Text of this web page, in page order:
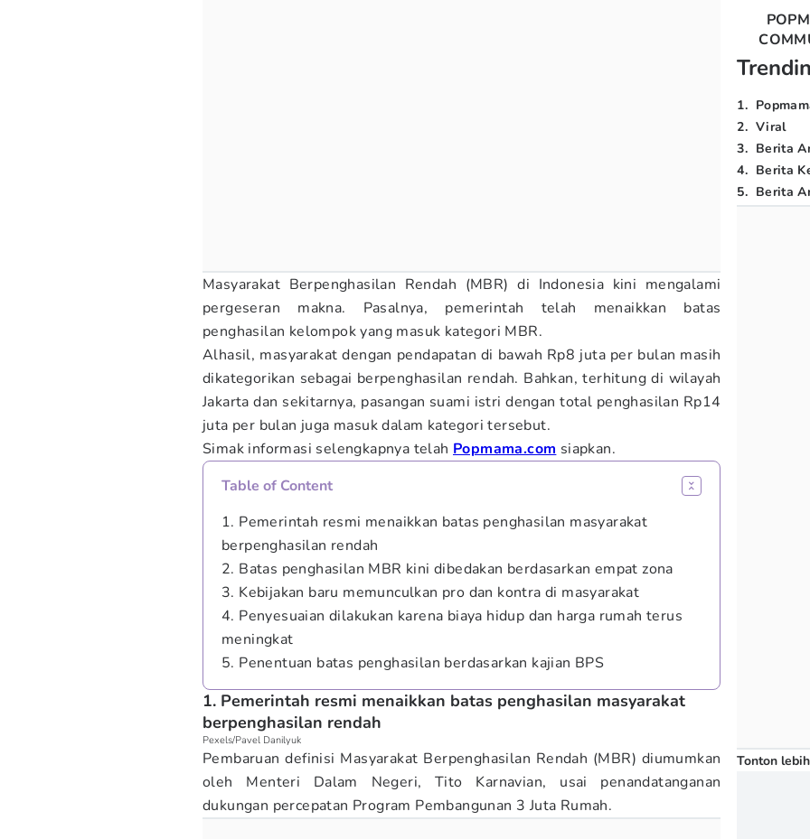
Masyarakat Berpenghasilan Rendah (MBR) di Indonesia kini mengalami
pergeseran makna. Pasalnya, pemerintah telah menaikkan batas
penghasilan kelompok yang masuk kategori MBR.
Alhasil, masyarakat dengan pendapatan di bawah Rp8 juta per bulan masih
dikategorikan sebagai berpenghasilan rendah. Bahkan, terhitung di wilayah
Jakarta dan sekitarnya, pasangan suami istri dengan total penghasilan Rp14
juta per bulan juga masuk dalam kategori tersebut.
Simak informasi selengkapnya telah Popmama.com siapkan.
Table of Content
1. Pemerintah resmi menaikkan batas penghasilan masyarakat
berpenghasilan rendah
2. Batas penghasilan MBR kini dibedakan berdasarkan empat zona
3. Kebijakan baru memunculkan pro dan kontra di masyarakat
4. Penyesuaian dilakukan karena biaya hidup dan harga rumah terus
meningkat
5. Penentuan batas penghasilan berdasarkan kajian BPS
1. Pemerintah resmi menaikkan batas penghasilan masyarakat
berpenghasilan rendah
Pexels/Pavel Danilyuk
Pembaruan definisi Masyarakat Berpenghasilan Rendah (MBR) diumumkan
oleh Menteri Dalam Negeri, Tito Karnavian, usai penandatanganan
dukungan percepatan Program Pembangunan 3 Juta Rumah.
1.
2. Viral
3. Berita
4. Berita
5. Berita
Tonton